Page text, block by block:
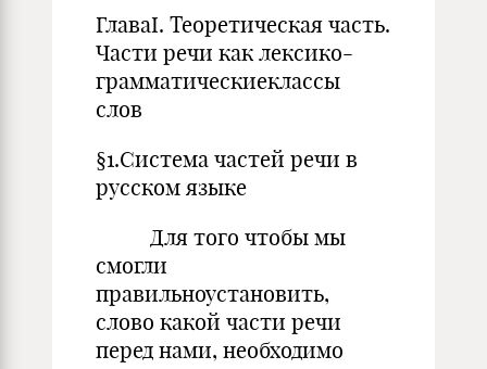
ГлаваI. Теоретическая часть.
Части речи как лексико-
грамматическиеклассы
слов
§1.Система частей речи в
русском языке
Для того чтобы мы
смогли
правильноустановить,
слово какой части речи
перед нами, необходимо